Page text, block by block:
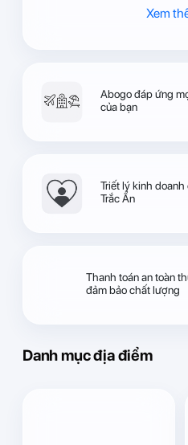
Xem
Abogo đáp ứng
của bạn
Triết lý kinh doanh
Trắc Ẩn
Thanh toán an toàn
đảm bảo chất lượng
Danh mục địa điểm